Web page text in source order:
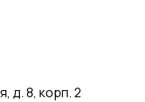
д. 8, корп. 2